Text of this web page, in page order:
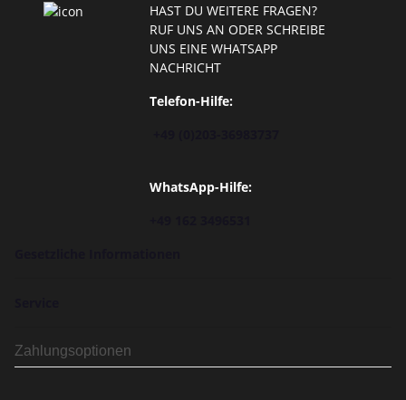
HAST DU WEITERE FRAGEN?
RUF UNS AN ODER SCHREIBE
UNS EINE WHATSAPP
NACHRICHT
Telefon-Hilfe:
WhatsApp-Hilfe:
Zahlungsoptionen